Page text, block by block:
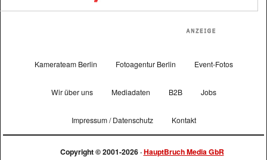
Kamerateam Berlin Fotoagentur Berlin Event-Fotos
Wir über uns Mediadaten B2B Jobs
Impressum / Datenschutz Kontakt
Copyright © 2001-2026 ·HauptBruch Media GbR